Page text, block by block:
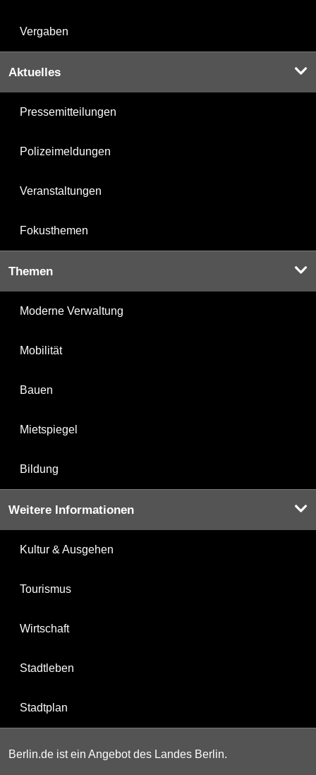
Vergaben
Aktuelles
Pressemitteilungen
Polizeimeldungen
Veranstaltungen
Fokusthemen
Themen
Moderne Verwaltung
Mobilität
Bauen
Mietspiegel
Bildung
Weitere Informationen
Kultur & Ausgehen
Tourismus
Wirtschaft
Stadtleben
Stadtplan
Berlin.de ist ein Angebot des Landes Berlin.